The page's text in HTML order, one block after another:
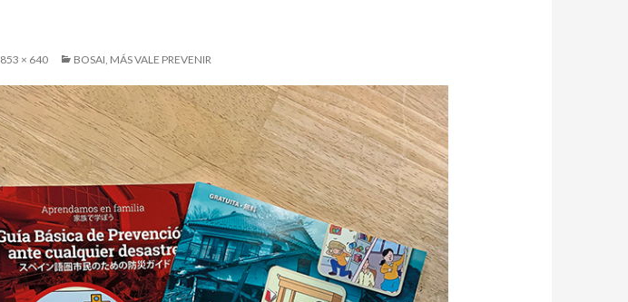
853 × 640 BOSAI, MÁS VALE PREVENIR